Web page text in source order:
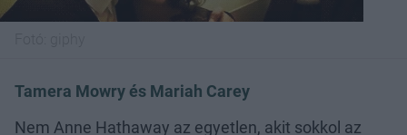
Tamera Mowry és Mariah Carey
Nem Anne Hathaway az egyetlen, akit sokkol az